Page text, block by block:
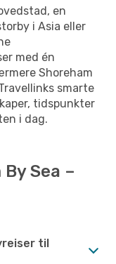
en
i Asia eller
med én
Shoreham
smarte
tidspunkter
i dag.
Sea –
til